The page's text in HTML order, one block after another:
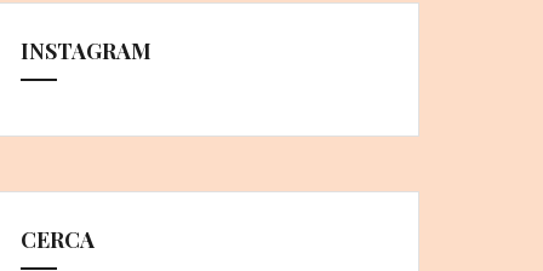
INSTAGRAM
CERCA